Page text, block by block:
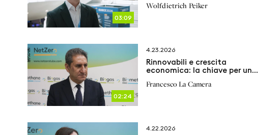
03:09
Wolfdietrich Peiker
02:24
4.23.2026
Rinnovabili e crescita
economica: la chiave per un
Francesco La Camera
4.22.2026